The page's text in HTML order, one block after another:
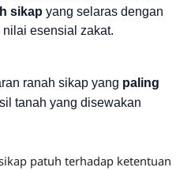
sikap yang selaras dengan
esensial zakat.
ranah sikap yang paling
tanah yang disewakan
patuh terhadap ketentuan